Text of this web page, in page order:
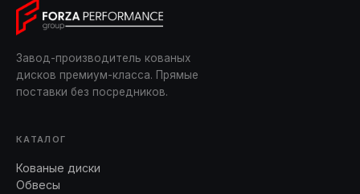
Завод-производитель кованых
дисков премиум-класса. Прямые
поставки без посредников.
КАТАЛОГ
Кованые диски
Обвесы